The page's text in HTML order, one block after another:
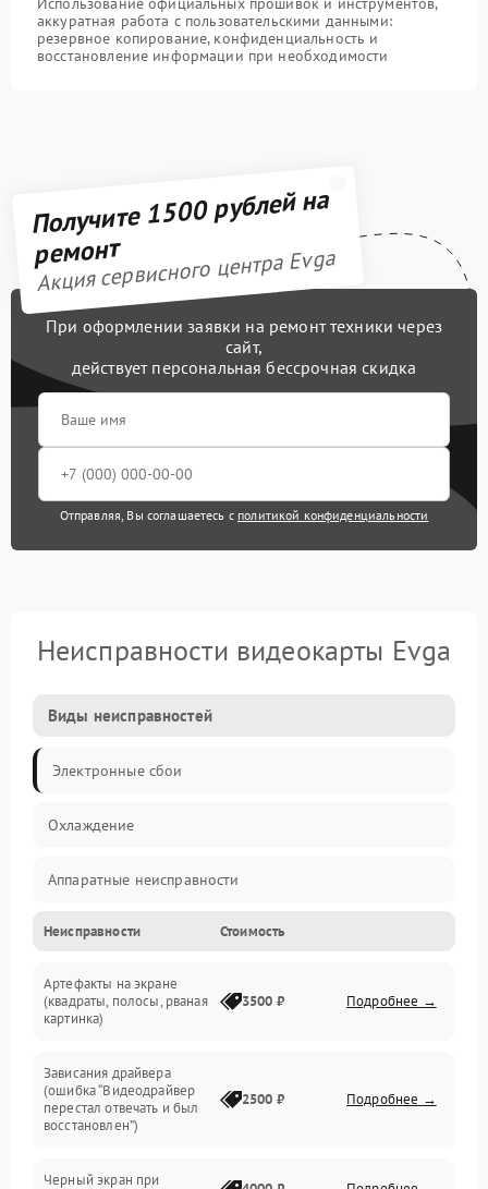
аккуратная работа с пользовательскими данными:
резервное копирование, конфиденциальность и
восстановление информации при необходимости
Получите 1500 рублей на
ремонт
Акция сервисного центра Evga
При оформлении заявки на ремонт техники через
сайт,
действует персональная бессрочная скидка
Отправляя, Вы соглашаетесь с политикой конфиденциальности
Неисправности видеокарты Evga
Виды неисправностей
Электронные сбои
Охлаждение
Аппаратные неисправности
Перегрев и термопроблемы
Видео
Интерфейсные и коммуникационные проблемы
Неисправности Стоимость
Артефакты на экране
(квадраты, полосы, рваная
картинка)
3500 ₽ Подробнее →
Зависания драйвера
(ошибка “Видеодрайвер
перестал отвечать и был
восстановлен”)
2500 ₽ Подробнее →
Черный экран при